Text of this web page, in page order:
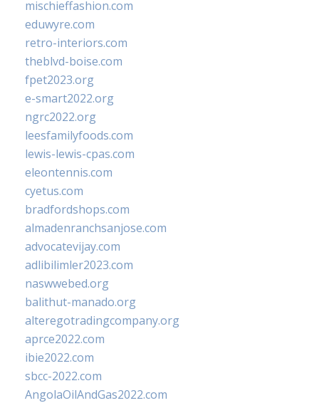
mischieffashion.com
eduwyre.com
retro-interiors.com
theblvd-boise.com
fpet2023.org
e-smart2022.org
ngrc2022.org
leesfamilyfoods.com
lewis-lewis-cpas.com
eleontennis.com
cyetus.com
bradfordshops.com
almadenranchsanjose.com
advocatevijay.com
adlibilimler2023.com
naswwebed.org
balithut-manado.org
alteregotradingcompany.org
aprce2022.com
ibie2022.com
sbcc-2022.com
AngolaOilAndGas2022.com